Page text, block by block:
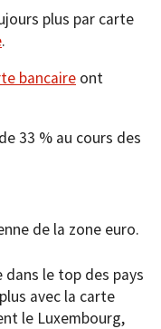
plus par carte
.
bancaire ont
33 % au cours des
de la zone euro.
dans le top des pays
avec la carte
le Luxembourg,